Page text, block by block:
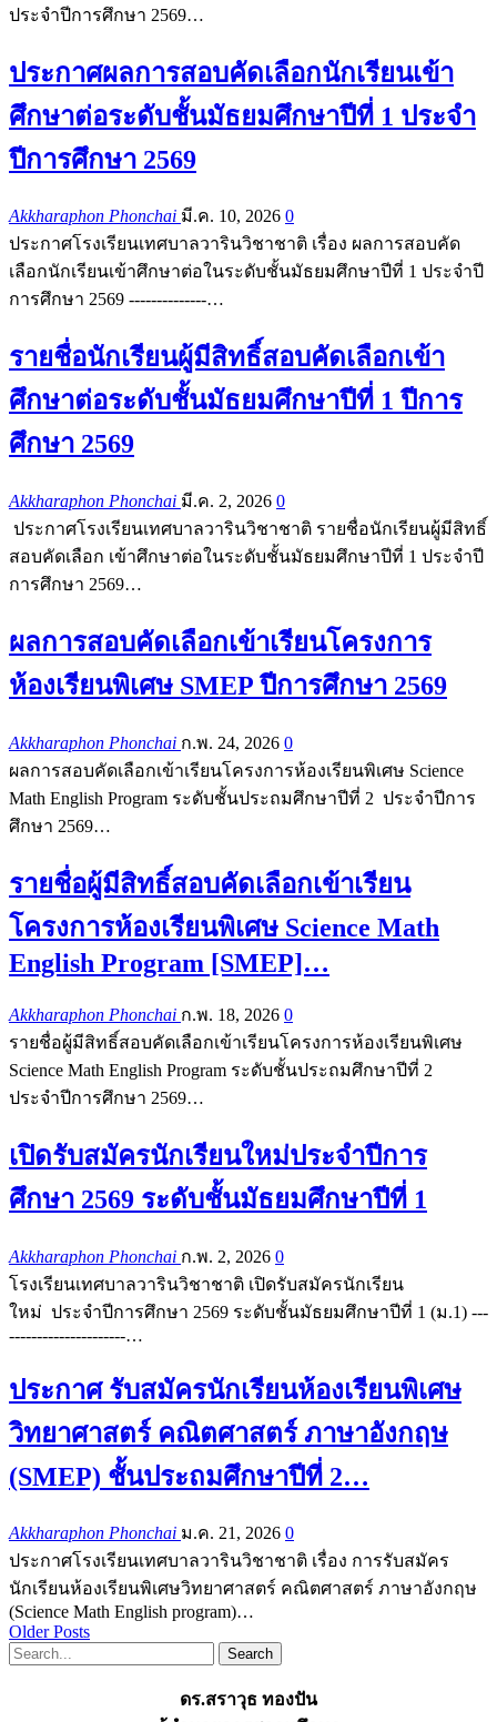
ประจำปีการศึกษา 2569…
ประกาศผลการสอบคัดเลือกนักเรียนเข้า
ศึกษาต่อระดับชั้นมัธยมศึกษาปีที่ 1 ประจำ
ปีการศึกษา 2569
Akkharaphon Phonchai มี.ค. 10, 2026 0
ประกาศโรงเรียนเทศบาลวารินวิชาชาติ เรื่อง ผลการสอบคัด
เลือกนักเรียนเข้าศึกษาต่อในระดับชั้นมัธยมศึกษาปีที่ 1 ประจำปี
การศึกษา 2569 --------------…
รายชื่อนักเรียนผู้มีสิทธิ์สอบคัดเลือกเข้า
ศึกษาต่อระดับชั้นมัธยมศึกษาปีที่ 1 ปีการ
ศึกษา 2569
Akkharaphon Phonchai มี.ค. 2, 2026 0
ประกาศโรงเรียนเทศบาลวารินวิชาชาติ รายชื่อนักเรียนผู้มีสิทธิ์
สอบคัดเลือก เข้าศึกษาต่อในระดับชั้นมัธยมศึกษาปีที่ 1 ประจำปี
การศึกษา 2569…
ผลการสอบคัดเลือกเข้าเรียนโครงการ
ห้องเรียนพิเศษ SMEP ปีการศึกษา 2569
Akkharaphon Phonchai ก.พ. 24, 2026 0
ผลการสอบคัดเลือกเข้าเรียนโครงการห้องเรียนพิเศษ Science
Math English Program ระดับชั้นประถมศึกษาปีที่ 2 ประจำปีการ
ศึกษา 2569…
รายชื่อผู้มีสิทธิ์สอบคัดเลือกเข้าเรียน
โครงการห้องเรียนพิเศษ Science Math
English Program [SMEP]…
Akkharaphon Phonchai ก.พ. 18, 2026 0
รายชื่อผู้มีสิทธิ์สอบคัดเลือกเข้าเรียนโครงการห้องเรียนพิเศษ
Science Math English Program ระดับชั้นประถมศึกษาปีที่ 2
ประจำปีการศึกษา 2569…
เปิดรับสมัครนักเรียนใหม่ประจำปีการ
ศึกษา 2569 ระดับชั้นมัธยมศึกษาปีที่ 1
Akkharaphon Phonchai ก.พ. 2, 2026 0
โรงเรียนเทศบาลวารินวิชาชาติ เปิดรับสมัครนักเรียน
ใหม่ ประจำปีการศึกษา 2569 ระดับชั้นมัธยมศึกษาปีที่ 1 (ม.1) ---
---------------------…
ประกาศ รับสมัครนักเรียนห้องเรียนพิเศษ
วิทยาศาสตร์ คณิตศาสตร์ ภาษาอังกฤษ
(SMEP) ชั้นประถมศึกษาปีที่ 2…
Akkharaphon Phonchai ม.ค. 21, 2026 0
ประกาศโรงเรียนเทศบาลวารินวิชาชาติ เรื่อง การรับสมัคร
นักเรียนห้องเรียนพิเศษวิทยาศาสตร์ คณิตศาสตร์ ภาษาอังกฤษ
(Science Math English program)…
Older Posts
ดร.สราวุธ ทองปัน